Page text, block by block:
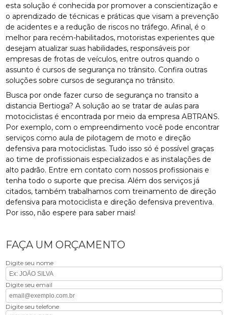
esta solução é conhecida por promover a conscientização e
o aprendizado de técnicas e práticas que visam a prevenção
de acidentes e a redução de riscos no tráfego. Afinal, é o
melhor para recém-habilitados, motoristas experientes que
desejam atualizar suas habilidades, responsáveis por
empresas de frotas de veículos, entre outros quando o
assunto é cursos de segurança no trânsito. Confira outras
soluções sobre cursos de segurança no trânsito.
Busca por onde fazer curso de segurança no transito a
distancia Bertioga? A solução ao se tratar de aulas para
motociclistas é encontrada por meio da empresa ABTRANS.
Por exemplo, com o empreendimento você pode encontrar
serviços como aula de pilotagem de moto e direção
defensiva para motociclistas. Tudo isso só é possível graças
ao time de profissionais especializados e as instalações de
alto padrão. Entre em contato com nossos profissionais e
tenha todo o suporte que precisa. Além dos serviços já
citados, também trabalhamos com treinamento de direção
defensiva para motociclista e direção defensiva preventiva.
Por isso, não espere para saber mais!
FAÇA UM ORÇAMENTO
Digite seu nome
Digite seu email
Digite seu telefone